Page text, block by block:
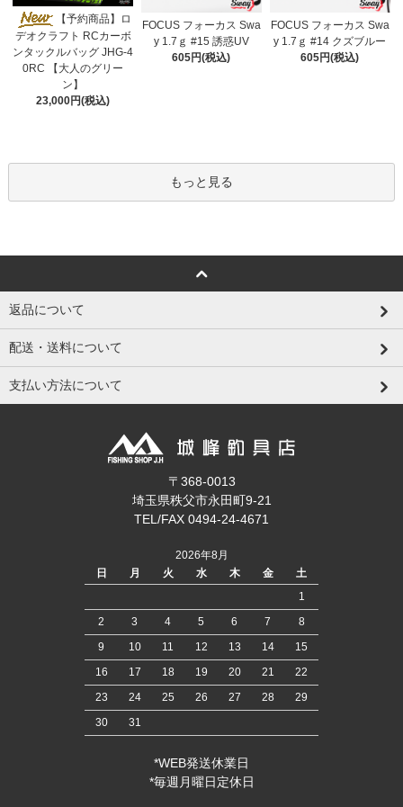
【予約商品】ロ
デオクラフト RCカーボ
ンタックルバッグ JHG-4
0RC 【大人のグリー
ン】
23,000円(税込)
FOCUS フォーカス Swa
y 1.7ｇ #15 誘惑UV
605円(税込)
FOCUS フォーカス Swa
y 1.7ｇ #14 クズブルー
605円(税込)
もっと見る
返品について
配送・送料について
支払い方法について
〒368-0013
埼玉県秩父市永田町9-21
TEL/FAX 0494-24-4671
2026年8月
日
月 火 水 木 金
土
1
2
3 4 5 6 7
8
9
10 11 12 13 14
15
16
17 18 19 20 21
22
23
24 25 26 27 28
29
30
31
*WEB発送休業日
*毎週月曜日定休日